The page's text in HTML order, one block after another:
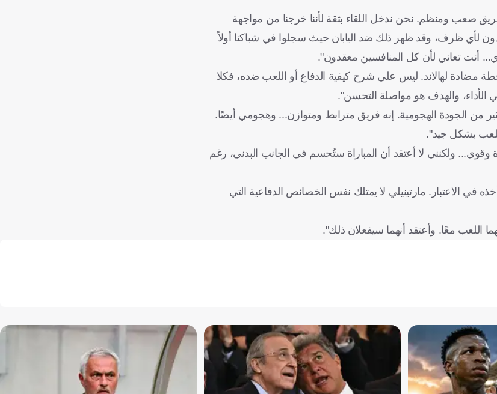
صعب ومنظم. نحن ندخل اللقاء بثقة لأننا خرجنا من مواجهة
لأي ظرف، وقد ظهر ذلك ضد اليابان حيث سجلوا في شباكنا أولاً
أنت تعاني لأن كل المنافسين معقدون".
مضادة لهالاند. ليس علي شرح كيفية الدفاع أو اللعب ضده، فكلا
الأداء، والهدف هو مواصلة التحسن".
من الجودة الهجومية. إنه فريق مترابط ومتوازن... وهجومي أيضًا.
بشكل جيد".
وقوي... ولكنني لا أعتقد أن المباراة ستُحسم في الجانب البدني، رغم
الاعتبار. مارتينيلي لا يمتلك نفس الخصائص الدفاعية التي
اللعب معًا. وأعتقد أنهما سيفعلان ذلك".